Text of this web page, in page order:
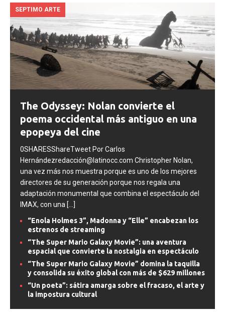
SEPTIMO ARTE
The Odyssey: Nolan convierte el
poema occidental más antiguo en una
epopeya del cine
0SHARESShareTweet Por Carlos
Hernándezredacción@latinocc.com Christopher Nolan,
una vez más nos muestra porque es uno de los mejores
directores de su generación porque nos regala una
adaptación monumental que combina el espectáculo del
[...]
“Enola Holmes 3”, Madonna y “Elle” encabezan los
estrenos de streaming
“The Super Mario Galaxy Movie”: una aventura
espacial que convierte la nostalgia en espectáculo
“The Super Mario Galaxy Movie” domina la taquilla
y consolida su éxito global con más de $629 millones
“Un poeta”: sátira amarga sobre el fracaso, el arte y
la impostura cultural